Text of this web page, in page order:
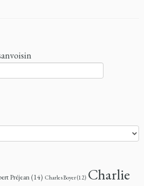
Préjean(14) Charles Boyer(12) Charlie